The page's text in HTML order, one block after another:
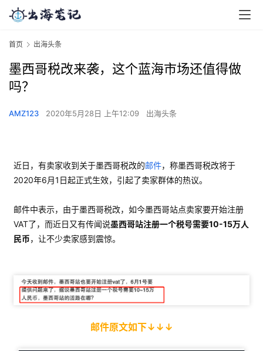
首页 出海头条
墨西哥税改来袭，这个蓝海市场还值得做
吗？
AMZ123 2020年5月28日 上午12:09 出海头条
近日，有卖家收到关于墨西哥税改的邮件，称墨西哥税改将于
2020年6月1日起正式生效，引起了卖家群体的热议。
邮件中表示，由于墨西哥税改，如今墨西哥站点卖家要开始注册
VAT了，而近日又有传闻说墨西哥站注册一个税号需要10-15万人
民币，让不少卖家感到震惊。
邮件原文如下↓↓↓